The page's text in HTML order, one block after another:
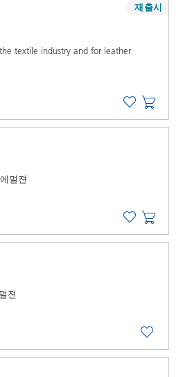
가나다순 (A-Z)
textile industry and for leather
재출시
멀젼
젼